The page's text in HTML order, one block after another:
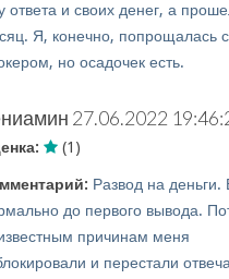
ответа и своих денег, а
Я, конечно, попрощалась с
но осадочек есть.
27.06.2022
(1)
Развод на деньги.
до первого вывода.
причинам меня
и перестали